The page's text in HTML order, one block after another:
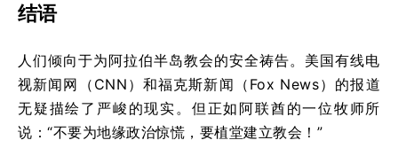
结语
人们倾向于为阿拉伯半岛教会的安全祷告。美国有线电
视新闻网（CNN）和福克斯新闻（Fox News）的报道
无疑描绘了严峻的现实。但正如阿联酋的一位牧师所
说：“不要为地缘政治惊慌，要植堂建立教会！”